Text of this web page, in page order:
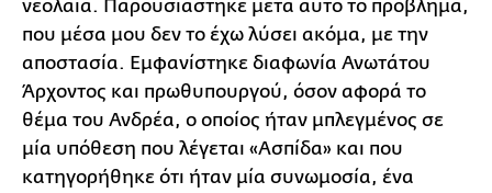
νεολαία. Παρουσιάστηκε μετά αυτό το πρόβλημα,
που μέσα μου δεν το έχω λύσει ακόμα, με την
αποστασία. Εμφανίστηκε διαφωνία Ανωτάτου
Άρχοντος και πρωθυπουργού, όσον αφορά το
θέμα του Ανδρέα, ο οποίος ήταν μπλεγμένος σε
μία υπόθεση που λέγεται «Ασπίδα» και που
κατηγορήθηκε ότι ήταν μία συνωμοσία, ένα